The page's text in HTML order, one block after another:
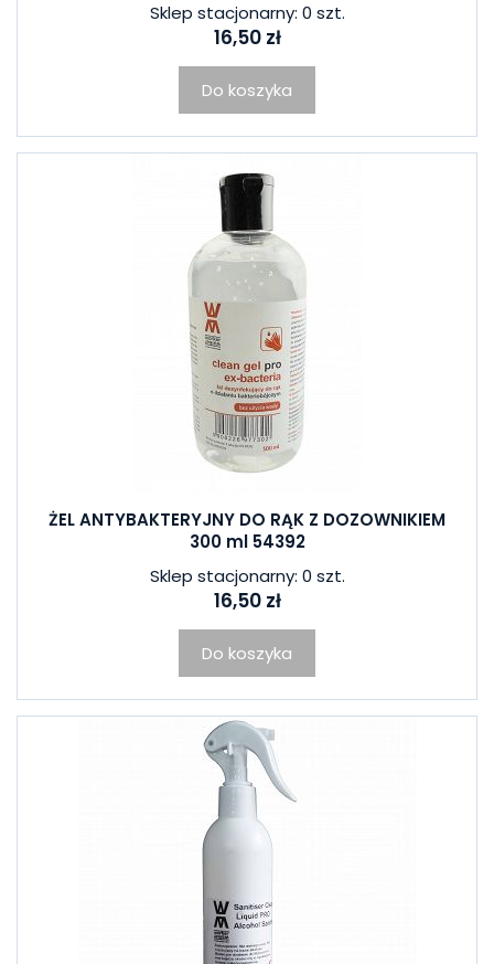
Sklep stacjonarny: 0 szt.
16,50 zł
Do koszyka
ŻEL ANTYBAKTERYJNY DO RĄK Z DOZOWNIKIEM
300 ml 54392
Sklep stacjonarny: 0 szt.
16,50 zł
Do koszyka